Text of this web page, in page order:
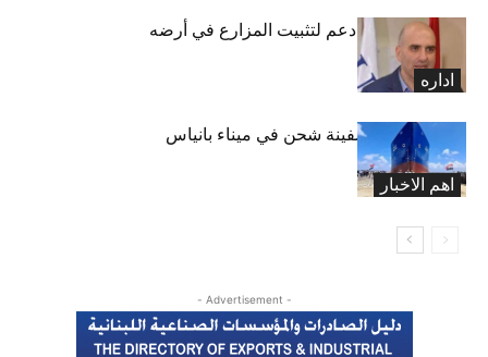
اداره
مشاريع وبرامج دعم لتثبيت المزارع في أرضه
اهم الاخبار
سوريا.. تعويم سفينة شحن في ميناء بانياس
- Advertisement -